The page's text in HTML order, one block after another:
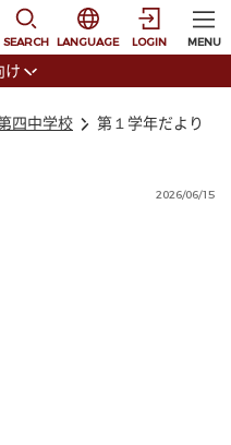
SEARCH
選択すると言語の切
LANGUAGE LOGIN MENU
け
四中学校 第１学年だより
2026/06/15